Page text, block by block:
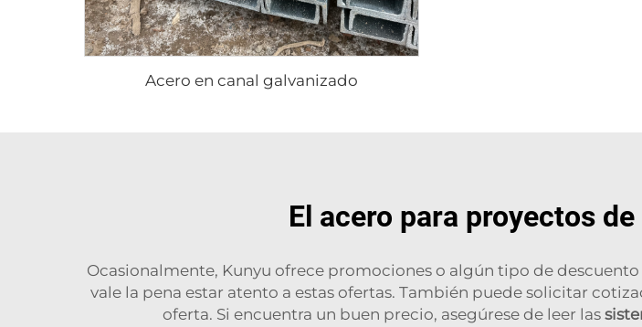
Acero en canal galvanizado
El acero para proyectos
Ocasionalmente, Kunyu ofrece promociones o algún tipo de
vale la pena estar atento a estas ofertas. También puede solicitar
oferta. Si encuentra un buen precio, asegúrese de leer las